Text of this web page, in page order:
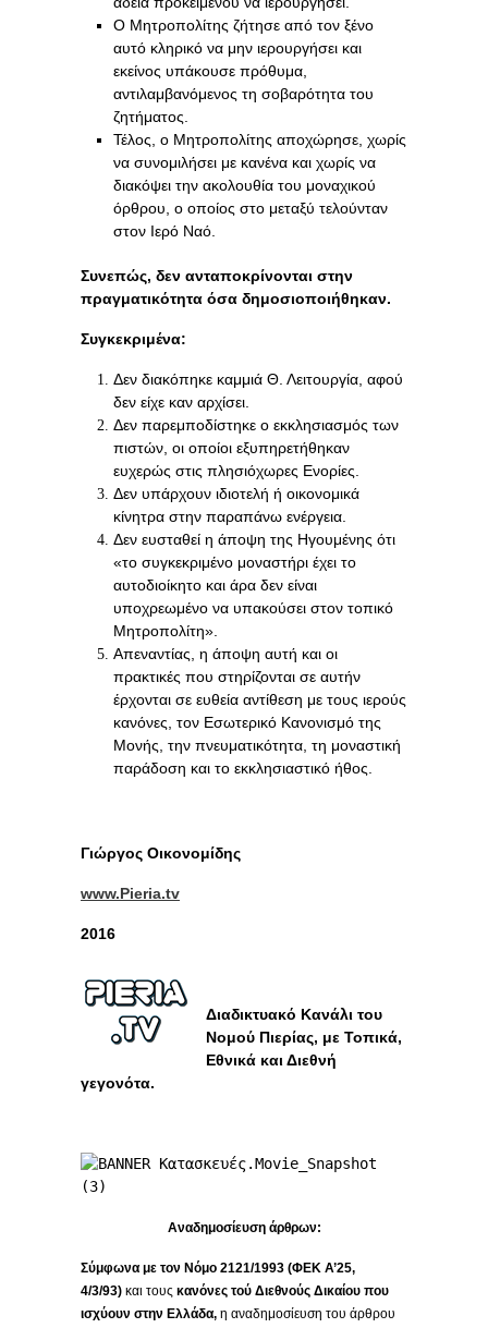
Ο Μητροπολίτης ζήτησε από τον ξένο
αυτό κληρικό να μην ιερουργήσει και
εκείνος υπάκουσε πρόθυμα,
αντιλαμβανόμενος τη σοβαρότητα του
ζητήματος.
Τέλος, ο Μητροπολίτης αποχώρησε, χωρίς
να συνομιλήσει με κανένα και χωρίς να
διακόψει την ακολουθία του μοναχικού
όρθρου, ο οποίος στο μεταξύ τελούνταν
στον Ιερό Ναό.
Συνεπώς, δεν ανταποκρίνονται στην
πραγματικότητα όσα δημοσιοποιήθηκαν.
Συγκεκριμένα:
Δεν διακόπηκε καμμιά Θ. Λειτουργία, αφού
δεν είχε καν αρχίσει.
Δεν παρεμποδίστηκε ο εκκλησιασμός των
πιστών, οι οποίοι εξυπηρετήθηκαν
ευχερώς στις πλησιόχωρες Ενορίες.
Δεν υπάρχουν ιδιοτελή ή οικονομικά
κίνητρα στην παραπάνω ενέργεια.
Δεν ευσταθεί η άποψη της Ηγουμένης ότι
«το συγκεκριμένο μοναστήρι έχει το
αυτοδιοίκητο και άρα δεν είναι
υποχρεωμένο να υπακούσει στον τοπικό
Μητροπολίτη».
Απεναντίας, η άποψη αυτή και οι
πρακτικές που στηρίζονται σε αυτήν
έρχονται σε ευθεία αντίθεση με τους ιερούς
κανόνες, τον Εσωτερικό Κανονισμό της
Μονής, την πνευματικότητα, τη μοναστική
παράδοση και το εκκλησιαστικό ήθος.
Γιώργος Οικονομίδης
www.Pieria.tv
2016
Διαδικτυακό Κανάλι του
Νομού Πιερίας, με Τοπικά,
Εθνικά και Διεθνή
γεγονότα.
Αναδημοσίευση άρθρων:
Σύμφωνα με τον Νόμο 2121/1993 (ΦΕΚ Α’25,
4/3/93) και τους κανόνες τού Διεθνούς Δικαίου που
ισχύουν στην Ελλάδα, η αναδημοσίευση του άρθρου